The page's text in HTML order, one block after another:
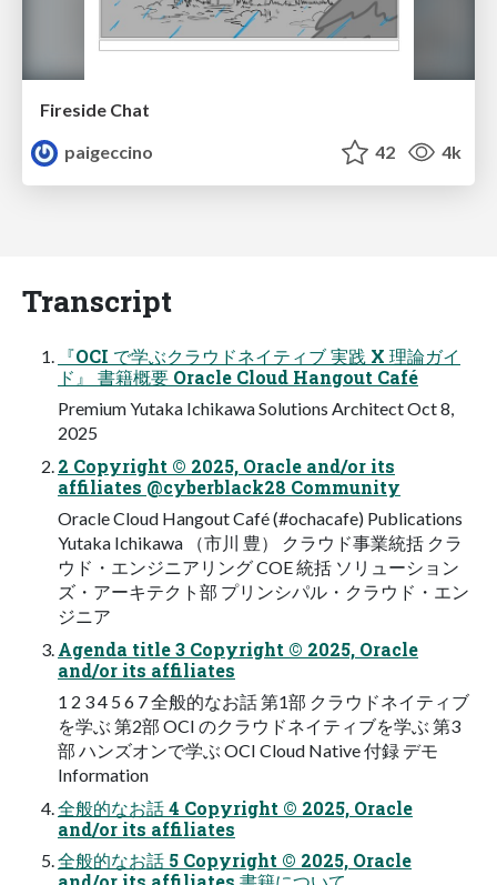
Fireside Chat
paigeccino
42 4k
Transcript
『OCI で学ぶクラウドネイティブ 実践 X 理論ガイ
ド』 書籍概要 Oracle Cloud Hangout Café
Premium Yutaka Ichikawa Solutions Architect Oct 8,
2025
2 Copyright © 2025, Oracle and/or its
affiliates @cyberblack28 Community
Oracle Cloud Hangout Café (#ochacafe) Publications
Yutaka Ichikawa （市川 豊） クラウド事業統括 クラ
ウド・エンジニアリング COE 統括 ソリューション
ズ・アーキテクト部 プリンシパル・クラウド・エン
ジニア
Agenda title 3 Copyright © 2025, Oracle
and/or its affiliates
1 2 3 4 5 6 7 全般的なお話 第1部 クラウドネイティブ
を学ぶ 第2部 OCI のクラウドネイティブを学ぶ 第3
部 ハンズオンで学ぶ OCI Cloud Native 付録 デモ
Information
全般的なお話 4 Copyright © 2025, Oracle
and/or its affiliates
全般的なお話 5 Copyright © 2025, Oracle